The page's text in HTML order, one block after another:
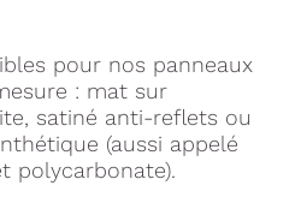
pour nos panneaux
: mat sur
satiné anti-reflets ou
(aussi appelé
polycarbonate).